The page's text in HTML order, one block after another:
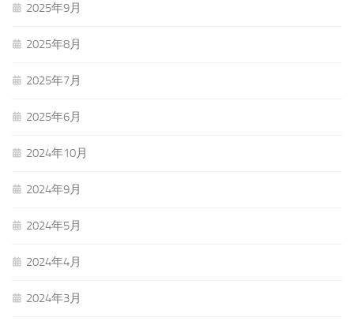
2025年9月
2025年8月
2025年7月
2025年6月
2024年10月
2024年9月
2024年5月
2024年4月
2024年3月